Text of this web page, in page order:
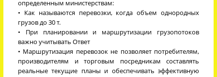
определенным министерствам:
• Как называются перевозки, когда объем однородных
грузов до 30 т.
• При планировании и маршрутизации грузопотоков
важно учитывать Ответ
• Маршрутизация перевозок не позволяет потребителям,
производителям и торговым посредникам составлять
реальные текущие планы и обеспечивать эффективную